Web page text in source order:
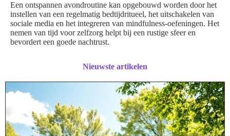
Een ontspannen avondroutine kan opgebouwd worden door het
instellen van een regelmatig bedtijdritueel, het uitschakelen van
sociale media en het integreren van mindfulness-oefeningen. Het
nemen van tijd voor zelfzorg helpt bij een rustige sfeer en
bevordert een goede nachtrust.
Nieuwste artikelen